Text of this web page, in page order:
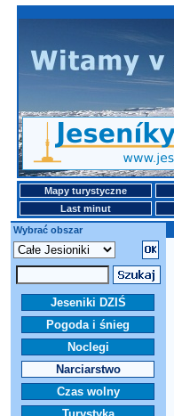
Mapy turystyczne
Last minut
Wybrać obszar
Jeseniki DZIŚ
Pogoda i śnieg
Noclegi
Narciarstwo
Czas wolny